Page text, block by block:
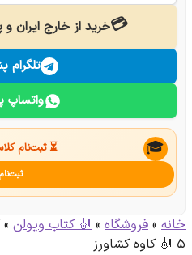
💳خرید از خارج ایران
تلگرام
واتساپ
🎓 ⏳ ثبت‌نام
ثبت‌نام
خانه » فروشگاه » 🎻 کتاب ویولن »
۵ 🎻 کاوه کشاورز